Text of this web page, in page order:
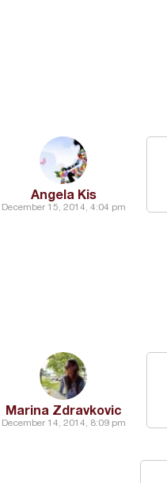
Angela Kis
December 15, 2014, 4:04 pm
Marina Zdravkovic
December 14, 2014, 8:09 pm